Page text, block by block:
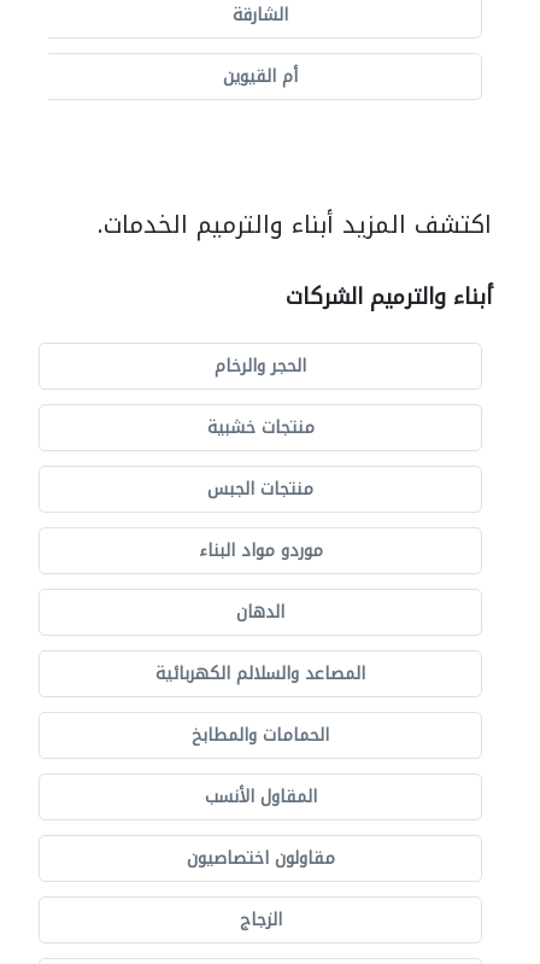
الشارقة
أم القيوين
اكتشف المزيد أبناء والترميم الخدمات.
أبناء والترميم الشركات
الحجر والرخام
منتجات خشبية
منتجات الجبس
موردو مواد البناء
الدهان
المصاعد والسلالم الكهربائية
الحمامات والمطابخ
المقاول الأنسب
مقاولون اختصاصيون
الزجاج